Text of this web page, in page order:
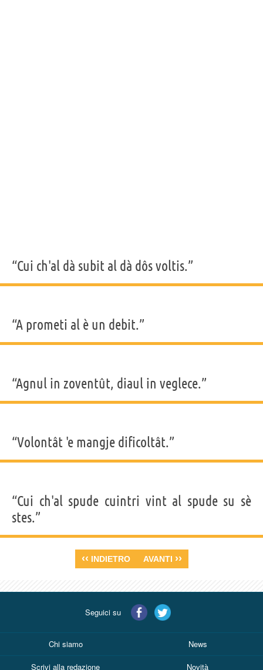
“Cui ch'al dà subit al dà dôs voltis.”
“A prometi al è un debit.”
“Agnul in zoventût, diaul in veglece.”
“Volontât 'e mangje dificoltât.”
“Cui ch'al spude cuintri vint al spude su sè
stes.”
‹‹ INDIETRO AVANTI ››
Seguici su
Chi siamo News
Scrivi alla redazione Novità